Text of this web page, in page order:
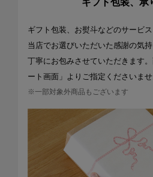
ギフト包装、承
ギフト包装、お熨斗などのサービ
当店でお選びいただいた感謝の気
丁寧にお包みさせていただきます
ート画面」よりご指定くださいませ
※一部対象外商品もございます